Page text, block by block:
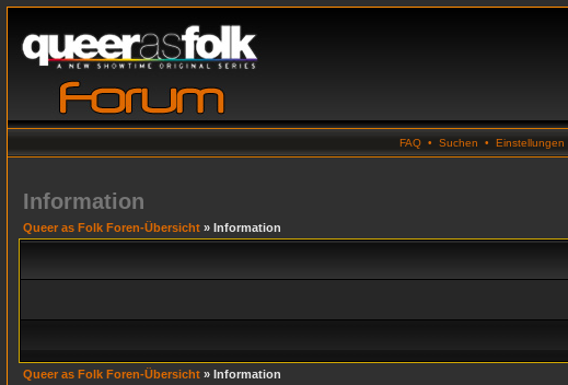
FAQ • Suchen • Einstellungen
Information
Queer as Folk Foren-Übersicht » Information
Queer as Folk Foren-Übersicht » Information